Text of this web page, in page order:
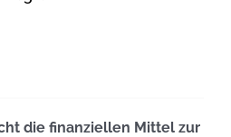
die finanziellen Mittel zur